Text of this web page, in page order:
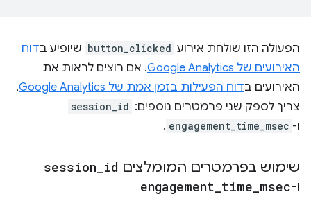
הפעולה הזו שולחת אירוע button_clicked שיופיע בדוח
האירועים של Google Analytics
. אם רוצים לראות את
האירועים בדוח הפעילות בזמן אמת של Google Analytics
,
צריך לספק שני פרמטרים נוספים: session_id
ו- engagement_time_msec
.
שימוש בפרמטרים המומלצים session id
ו- engagement time msec